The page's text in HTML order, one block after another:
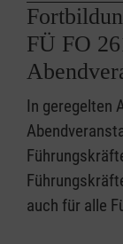
FÜ FO
In geregelten
auch für alle